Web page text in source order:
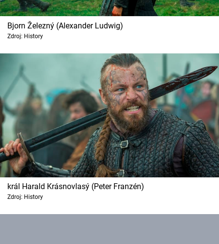
Bjorn Železný (Alexander Ludwig)
Zdroj: History
král Harald Krásnovlasý (Peter Franzén)
Zdroj: History